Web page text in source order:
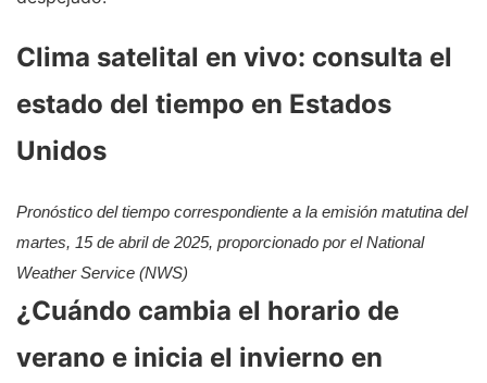
Clima satelital en vivo: consulta el
estado del tiempo en Estados
Unidos
Pronóstico del tiempo correspondiente a la emisión matutina del
martes, 15 de abril de 2025, proporcionado por el National
Weather Service (NWS)
¿Cuándo cambia el horario de
verano e inicia el invierno en